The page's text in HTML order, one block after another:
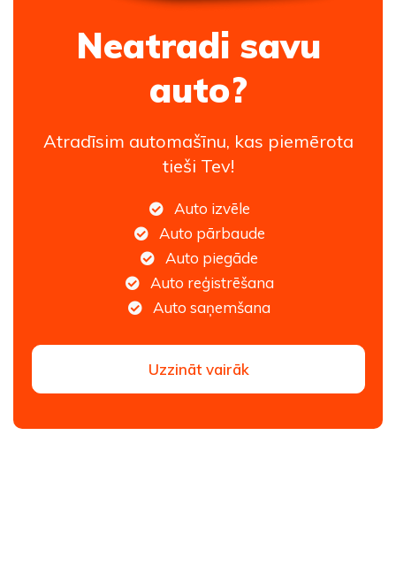
Neatradi savu
auto?
Atradīsim automašīnu, kas piemērota
tieši Tev!
Auto izvēle
Auto pārbaude
Auto piegāde
Auto reģistrēšana
Auto saņemšana
Uzzināt vairāk